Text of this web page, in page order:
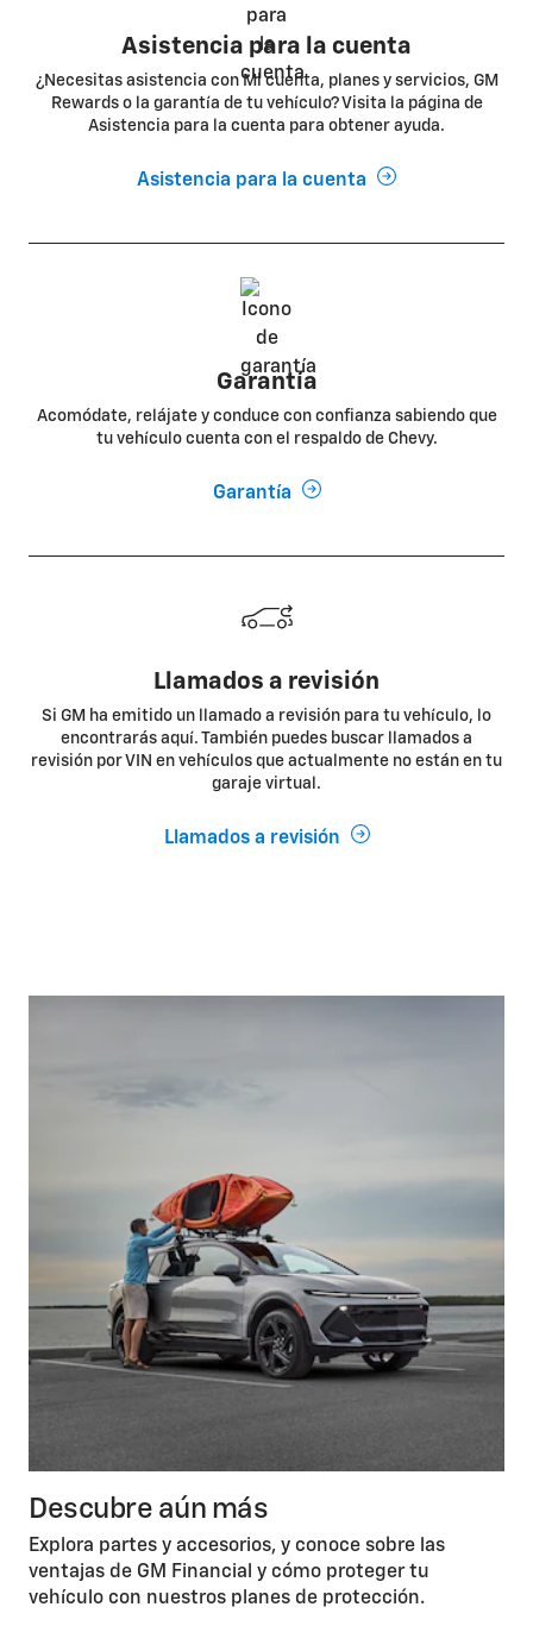
Asistencia para la cuenta
¿Necesitas asistencia con Mi cuenta, planes y servicios, GM
Rewards o la garantía de tu vehículo? Visita la página de
Asistencia para la cuenta para obtener ayuda.
Asistencia para la cuenta
Garantía
Acomódate, relájate y conduce con confianza sabiendo que
tu vehículo cuenta con el respaldo de Chevy.
Garantía
Llamados a revisión
Si GM ha emitido un llamado a revisión para tu vehículo, lo
encontrarás aquí. También puedes buscar llamados a
revisión por VIN en vehículos que actualmente no están en tu
garaje virtual.
Llamados a revisión
Descubre aún más
Explora partes y accesorios, y conoce sobre las
ventajas de GM Financial y cómo proteger tu
vehículo con nuestros planes de protección.